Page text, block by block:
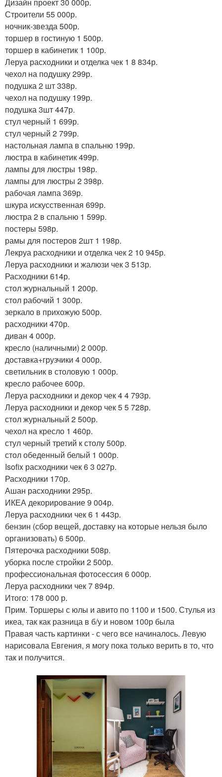
Строители 55 000р.
ночник-звезда 500р.
торшер в гостиную 1 500р.
торшер в кабинетик 1 100р.
Леруа расходники и отделка чек 1 8 834р.
чехол на подушку 299р.
подушка 2 шт 338р.
чехол на подушку 199р.
подушка 3шт 447р.
стул черный 1 699р.
стул черный 2 799р.
настольная лампа в спальню 199р.
люстра в кабинетик 499р.
лампы для люстры 198р.
лампы для люстры 2 398р.
рабочая лампа 369р.
шкура искусственная 699р.
люстра 2 в спальню 1 599р.
постеры 598р.
рамы для постеров 2шт 1 198р.
Лекруа расходники и отделка чек 2 10 945р.
Леруа расходники и жалюзи чек 3 513р.
Расходники 614р.
стол журнальный 1 200р.
стол рабочий 1 300р.
зеркало в прихожую 500р.
расходники 470р.
диван 4 000р.
кресло (наличными) 2 000р.
доставка+грузчики 4 000р.
светильник в столовую 1 000р.
кресло рабочее 600р.
Леруа расходники и декор чек 4 4 793р.
Леруа расходники и декор чек 5 5 728р.
стол журнальный 2 500р.
чехол на кресло 1 460р.
стул черный третий к столу 500р.
стол обеденный белый 1 000р.
Isofix расходники чек 6 3 027р.
Расходники 170р.
Ашан расходники 295р.
ИКЕА декорирование 9 004р.
Леруа расходники чек 6 1 443р.
бензин (сбор вещей, доставку на которые нельзя было
организовать) 6 500р.
Пятерочка расходники 508р.
уборка после стройки 2 500р.
профессиональная фотосессия 6 000р.
Леруа расходники чек 7 894р.
Итого: 178 000 р.
Прим. Торшеры с юлы и авито по 1100 и 1500. Стулья из
икеа, так как разница в б/у и новом 100р была
Правая часть картинки - с чего все начиналось. Левую
нарисовала Евгения, я могу пока только верить в то, что
так и получится.